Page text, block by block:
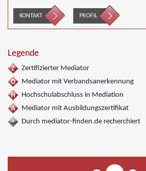
Mediation, Interkulturelle Mediation,
Generationskonflikten, Mediation bei Team-
Nachbarschaftsmediation, Schulmediation
KONTAKT PROFIL
Legende
Zertifizierter Mediator
Mediator mit Verbandsanerkennung
Hochschulabschluss in Mediation
Mediator mit Ausbildungszertifikat
Durch mediator-finden.de recherchiert